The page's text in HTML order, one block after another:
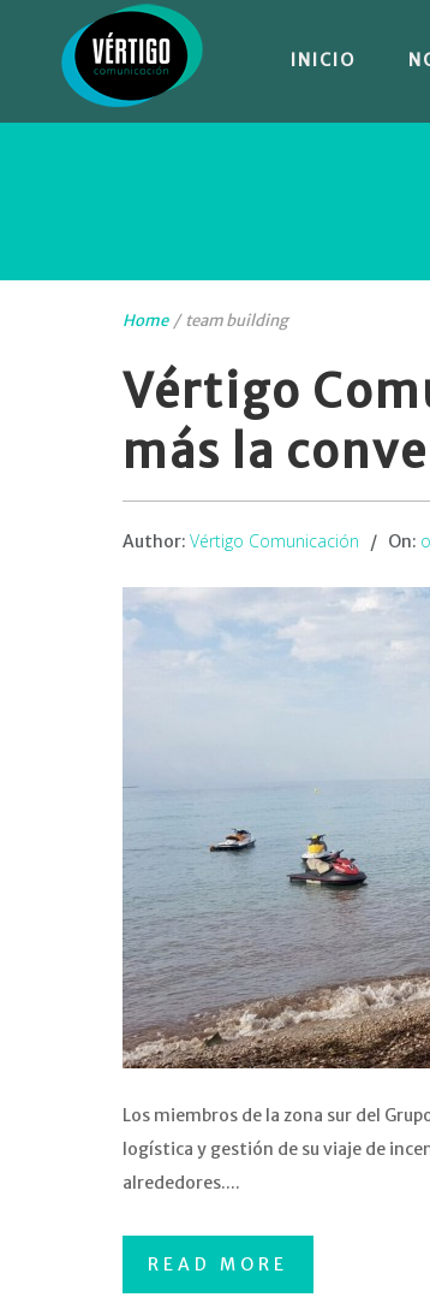
INICIO
Home / team building
Vértigo
más la
Author: Vértigo Comunicación On:
Los miembros de la zona sur del
logística y gestión de su viaje de
alrededores....
READ MORE